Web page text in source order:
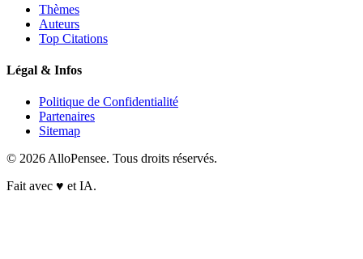
Thèmes
Auteurs
Top Citations
Légal & Infos
Politique de Confidentialité
Partenaires
Sitemap
© 2026 AlloPensee. Tous droits réservés.
Fait avec ♥ et IA.